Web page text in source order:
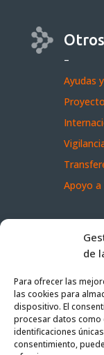
de
Para ofrecer las
las cookies para
dispositivo. El
procesar datos como
identificaciones
consentimiento,
–
Ayudas
Apoyo a
–
Oficina
Calle